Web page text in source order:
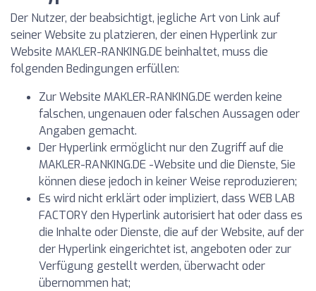
Der Nutzer, der beabsichtigt, jegliche Art von Link auf
seiner Website zu platzieren, der einen Hyperlink zur
Website MAKLER-RANKING.DE beinhaltet, muss die
folgenden Bedingungen erfüllen:
Zur Website MAKLER-RANKING.DE werden keine
falschen, ungenauen oder falschen Aussagen oder
Angaben gemacht.
Der Hyperlink ermöglicht nur den Zugriff auf die
MAKLER-RANKING.DE -Website und die Dienste, Sie
können diese jedoch in keiner Weise reproduzieren;
Es wird nicht erklärt oder impliziert, dass WEB LAB
FACTORY den Hyperlink autorisiert hat oder dass es
die Inhalte oder Dienste, die auf der Website, auf der
der Hyperlink eingerichtet ist, angeboten oder zur
Verfügung gestellt werden, überwacht oder
übernommen hat;